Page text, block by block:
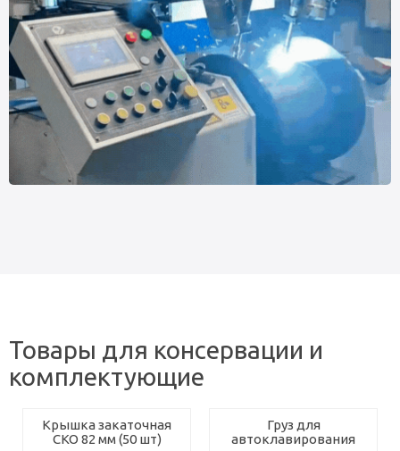
Товары для консервации и
комплектующие
Крышка закаточная
СКО 82 мм (50 шт)
Груз для
автоклавирования